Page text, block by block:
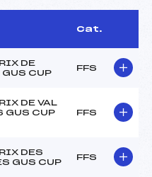
Cat.
DE
CUP
FFS
DE VAL
GUS CUP
FFS
DES
GUS CUP
FFS